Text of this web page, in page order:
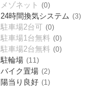
メゾネット (0)
24時間換気システム (3)
駐車場2台可 (0)
駐車場1台無料 (0)
駐車場2台無料 (0)
駐輪場 (11)
バイク置場 (2)
陽当り良好 (1)